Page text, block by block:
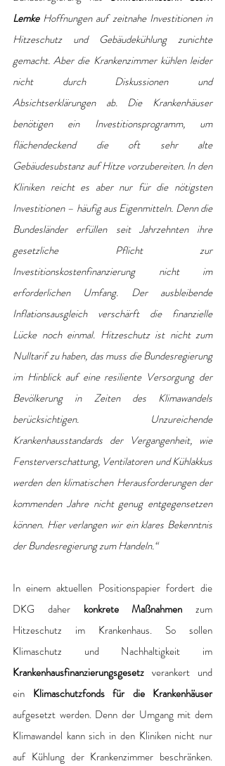
Lemke Hoffnungen auf zeitnahe Investitionen in
Hitzeschutz und Gebäudekühlung zunichte
gemacht. Aber die Krankenzimmer kühlen leider
nicht durch Diskussionen und
Absichtserklärungen ab. Die Krankenhäuser
benötigen ein Investitionsprogramm, um
flächendeckend die oft sehr alte
Gebäudesubstanz auf Hitze vorzubereiten. In den
Kliniken reicht es aber nur für die nötigsten
Investitionen – häufig aus Eigenmitteln. Denn die
Bundesländer erfüllen seit Jahrzehnten ihre
gesetzliche Pflicht zur
Investitionskostenfinanzierung nicht im
erforderlichen Umfang. Der ausbleibende
Inflationsausgleich verschärft die finanzielle
Lücke noch einmal. Hitzeschutz ist nicht zum
Nulltarif zu haben, das muss die Bundesregierung
im Hinblick auf eine resiliente Versorgung der
Bevölkerung in Zeiten des Klimawandels
berücksichtigen. Unzureichende
Krankenhausstandards der Vergangenheit, wie
Fensterverschattung, Ventilatoren und Kühlakkus
werden den klimatischen Herausforderungen der
kommenden Jahre nicht genug entgegensetzen
können. Hier verlangen wir ein klares Bekenntnis
der Bundesregierung zum Handeln.“
In einem aktuellen Positionspapier fordert die
DKG daher konkrete Maßnahmen zum
Hitzeschutz im Krankenhaus. So sollen
Krankenhausfinanzierungsgesetz verankert und
ein Klimaschutzfonds für die Krankenhäuser
aufgesetzt werden. Denn der Umgang mit dem
Klimawandel kann sich in den Kliniken nicht nur
auf Kühlung der Krankenzimmer beschränken.